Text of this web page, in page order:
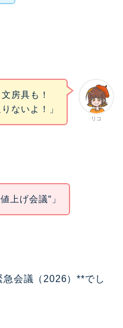
リコ
房具も！
ないよ！」
上げ会議”」
会議（2026）**でし